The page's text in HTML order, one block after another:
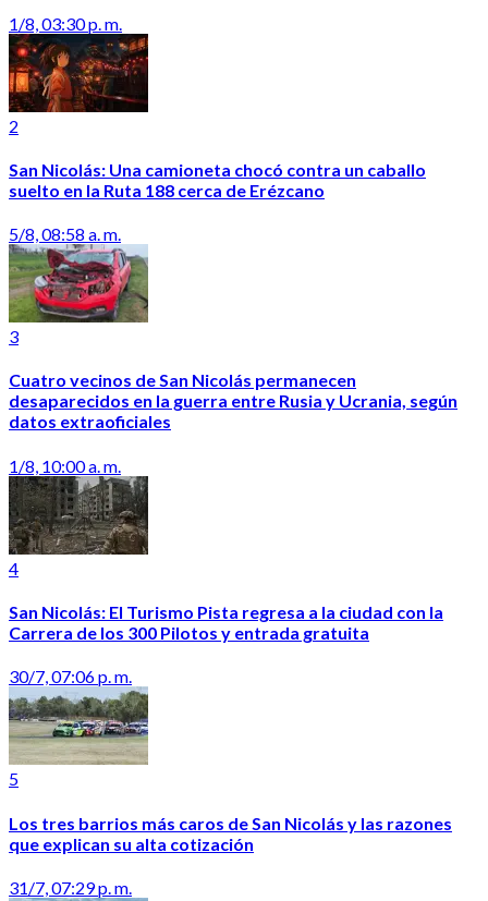
1/8, 03:30 p. m.
2
San Nicolás: Una camioneta chocó contra un caballo
suelto en la Ruta 188 cerca de Erézcano
5/8, 08:58 a. m.
3
Cuatro vecinos de San Nicolás permanecen
desaparecidos en la guerra entre Rusia y Ucrania, según
datos extraoficiales
1/8, 10:00 a. m.
4
San Nicolás: El Turismo Pista regresa a la ciudad con la
Carrera de los 300 Pilotos y entrada gratuita
30/7, 07:06 p. m.
5
Los tres barrios más caros de San Nicolás y las razones
que explican su alta cotización
31/7, 07:29 p. m.